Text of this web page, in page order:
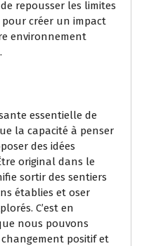
repousser les limites
créer un impact
environnement
essentielle de
la capacité à penser
des idées
original dans le
sortir des sentiers
établies et oser
C’est en
nous pouvons
positif et